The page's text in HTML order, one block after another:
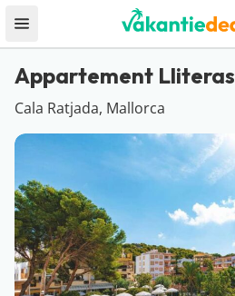
Open menu
Appartement Lliteras
Cala Ratjada, Mallorca